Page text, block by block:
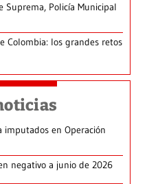
Suprema, Policía Municipal
Colombia: los grandes retos
en Operación
negativo a junio de 2026